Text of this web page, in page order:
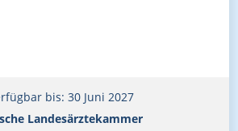
bis: 30 Juni 2027
Landesärztekammer